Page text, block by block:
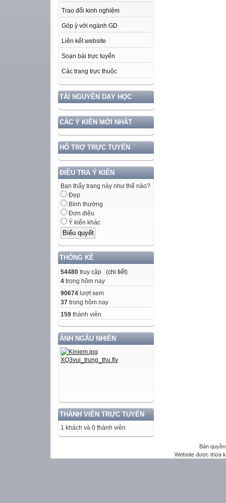
Trao đổi kinh nghiệm
Góp ý với ngành GD
Liên kết website
Soạn bài trực tuyến
Các trang trực thuộc
TÀI NGUYÊN DẠY HỌC
CÁC Ý KIẾN MỚI NHẤT
HỖ TRỢ TRỰC TUYẾN
ĐIỀU TRA Ý KIẾN
Bạn thấy trang này như thế nào?
Đẹp
Bình thường
Đơn điệu
Ý kiến khác
THỐNG KÊ
54480 truy cập (chi tiết)
4 trong hôm nay
90674 lượt xem
37 trong hôm nay
159 thành viên
ẢNH NGẪU NHIÊN
THÀNH VIÊN TRỰC TUYẾN
1 khách và 0 thành viên
Bản
Website được thừa